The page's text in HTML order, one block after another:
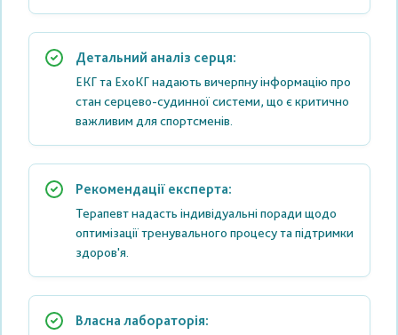
Детальний аналіз серця:
ЕКГ та ЕхоКГ надають вичерпну інформацію про
стан серцево-судинної системи, що є критично
важливим для спортсменів.
Рекомендації експерта:
Терапевт надасть індивідуальні поради щодо
оптимізації тренувального процесу та підтримки
здоров'я.
Власна лабораторія: